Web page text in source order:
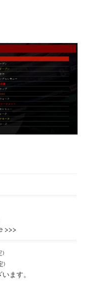
>>>
)
)
ます。